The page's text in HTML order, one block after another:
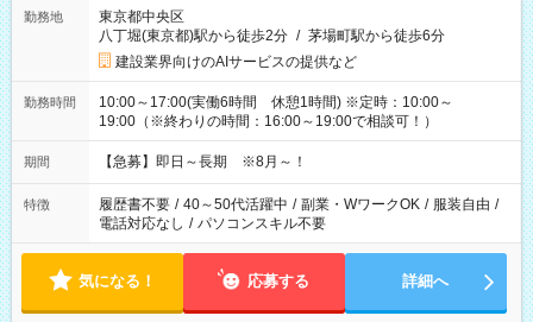
勤務地
東京都中央区
八丁堀(東京都)駅から徒歩2分 / 茅場町駅から徒歩6分
建設業界向けのAIサービスの提供など
勤務時間
10:00～17:00(実働6時間 休憩1時間) ※定時：10:00～
19:00（※終わりの時間：16:00～19:00で相談可！）
期間 【急募】即日～長期 ※8月～！
特徴 履歴書不要 / 40～50代活躍中 / 副業・WワークOK / 服装自由 /
電話対応なし / パソコンスキル不要
気になる！ 応募する 詳細へ